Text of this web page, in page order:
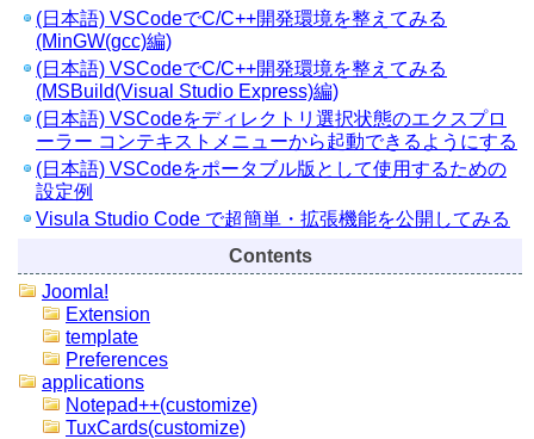
(日本語) VSCodeでC/C++開発環境を整えてみる
(MinGW(gcc)編)
(日本語) VSCodeでC/C++開発環境を整えてみる
(MSBuild(Visual Studio Express)編)
(日本語) VSCodeをディレクトリ選択状態のエクスプロ
ーラー コンテキストメニューから起動できるようにする
(日本語) VSCodeをポータブル版として使用するための
設定例
Visula Studio Code で超簡単・拡張機能を公開してみる
Contents
Joomla!
Extension
template
Preferences
applications
Notepad++(customize)
TuxCards(customize)